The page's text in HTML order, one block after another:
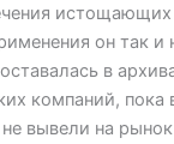
истощающих
он так и
в
компаний, пока
вывели на